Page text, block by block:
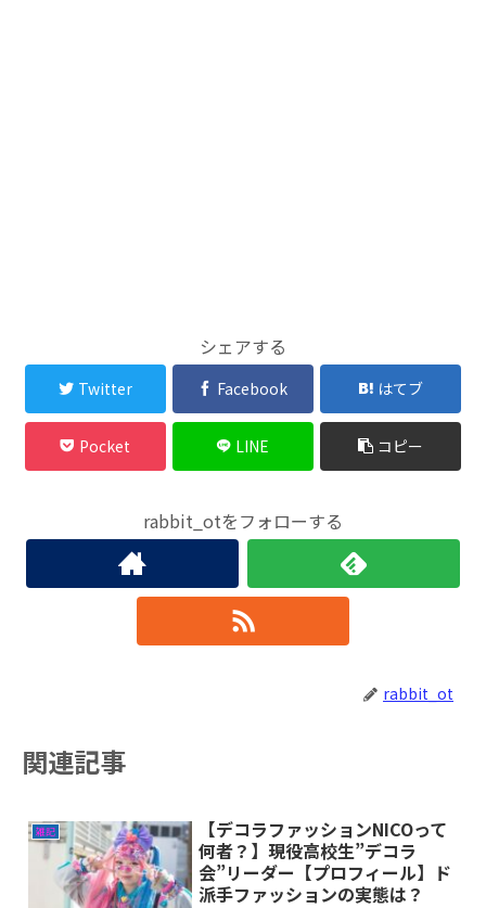
シェアする
Twitter Facebook はてブ
Pocket LINE コピー
rabbit_otをフォローする
rabbit_ot
関連記事
雑記
【デコラファッションNICOって
何者？】現役高校生”デコラ
会”リーダー【プロフィール】ド
派手ファッションの実態は？